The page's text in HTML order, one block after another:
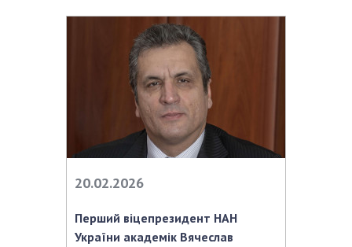
20.02.2026
Перший віцепрезидент НАН
України академік Вячеслав